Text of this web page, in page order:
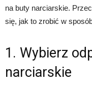
na buty narciarskie.
się, jak to zrobić w
1. Wybierz
narciarskie